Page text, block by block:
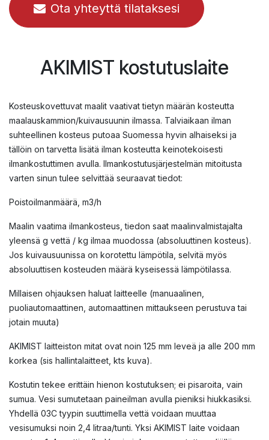
Ota yhteyttä tilataksesi
AKIMIST kostutuslaite
Kosteuskovettuvat maalit vaativat tietyn määrän kosteutta
maalauskammion/kuivausuunin ilmassa. Talviaikaan ilman
suhteellinen kosteus putoaa Suomessa hyvin alhaiseksi ja
tällöin on tarvetta lisätä ilman kosteutta keinotekoisesti
ilmankostuttimen avulla. Ilmankostutusjärjestelmän mitoitusta
varten sinun tulee selvittää seuraavat tiedot:
Poistoilmanmäärä, m3/h
Maalin vaatima ilmankosteus, tiedon saat maalinvalmistajalta
yleensä g vettä / kg ilmaa muodossa (absoluuttinen kosteus).
Jos kuivausuunissa on korotettu lämpötila, selvitä myös
absoluuttisen kosteuden määrä kyseisessä lämpötilassa.
Millaisen ohjauksen haluat laitteelle (manuaalinen,
puoliautomaattinen, automaattinen mittaukseen perustuva tai
jotain muuta)
AKIMIST laitteiston mitat ovat noin 125 mm leveä ja alle 200 mm
korkea (sis hallintalaitteet, kts kuva).
Kostutin tekee erittäin hienon kostutuksen; ei pisaroita, vain
sumua. Vesi sumutetaan paineilman avulla pieniksi hiukkasiksi.
Yhdellä 03C tyypin suuttimella vettä voidaan muuttaa
vesisumuksi noin 2,4 litraa/tunti. Yksi AKIMIST laite voidaan